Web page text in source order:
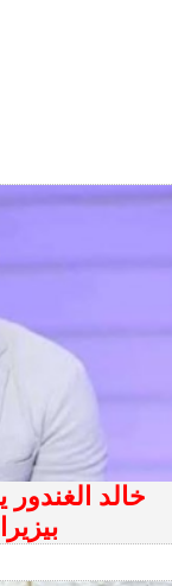
خالد